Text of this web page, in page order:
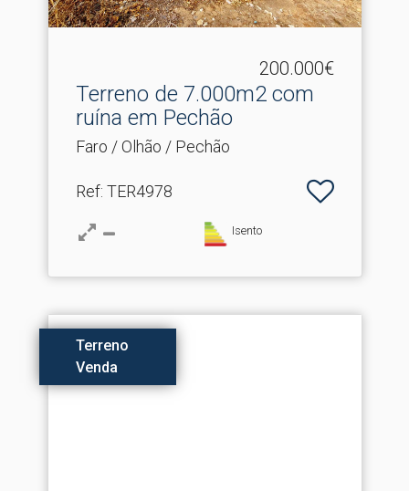
200.000€
Terreno de 7.​000m2 com
ruína em Pechão
Faro / Olhão / Pechão
Ref: TER4978
Isento
Terreno
Venda